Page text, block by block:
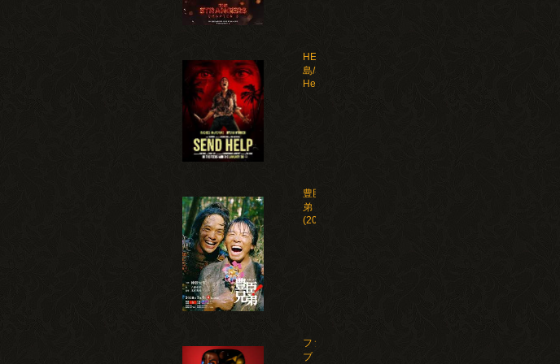
HELP 復讐
島/Send
Help(2026)
豊臣兄
弟！
(2026)
ファイ
ブ・ナ